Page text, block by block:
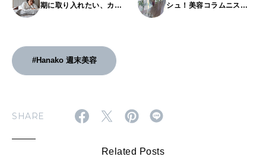
期に取り入れたい、カラ
シュ！美容コラムニスト
#Hanako 週末美容
SHARE
Related Posts